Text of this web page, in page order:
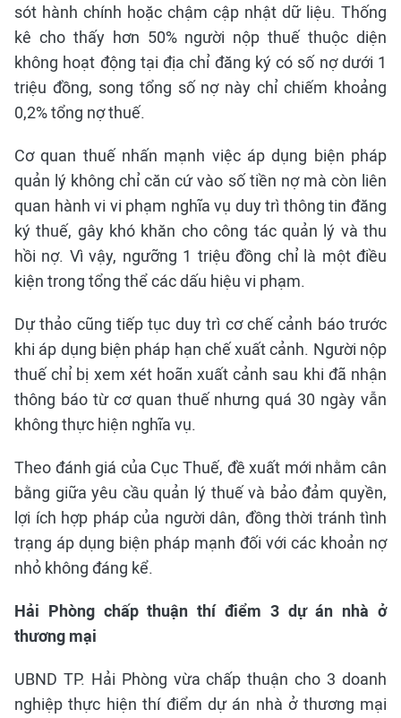
sót hành chính hoặc chậm cập nhật dữ liệu. Thống
kê cho thấy hơn 50% người nộp thuế thuộc diện
không hoạt động tại địa chỉ đăng ký có số nợ dưới 1
triệu đồng, song tổng số nợ này chỉ chiếm khoảng
0,2% tổng nợ thuế.
Cơ quan thuế nhấn mạnh việc áp dụng biện pháp
quản lý không chỉ căn cứ vào số tiền nợ mà còn liên
quan hành vi vi phạm nghĩa vụ duy trì thông tin đăng
ký thuế, gây khó khăn cho công tác quản lý và thu
hồi nợ. Vì vậy, ngưỡng 1 triệu đồng chỉ là một điều
kiện trong tổng thể các dấu hiệu vi phạm.
Dự thảo cũng tiếp tục duy trì cơ chế cảnh báo trước
khi áp dụng biện pháp hạn chế xuất cảnh. Người nộp
thuế chỉ bị xem xét hoãn xuất cảnh sau khi đã nhận
thông báo từ cơ quan thuế nhưng quá 30 ngày vẫn
không thực hiện nghĩa vụ.
Theo đánh giá của Cục Thuế, đề xuất mới nhằm cân
bằng giữa yêu cầu quản lý thuế và bảo đảm quyền,
lợi ích hợp pháp của người dân, đồng thời tránh tình
trạng áp dụng biện pháp mạnh đối với các khoản nợ
nhỏ không đáng kể.
Hải Phòng chấp thuận thí điểm 3 dự án nhà ở
thương mại
UBND TP. Hải Phòng vừa chấp thuận cho 3 doanh
nghiệp thực hiện thí điểm dự án nhà ở thương mại